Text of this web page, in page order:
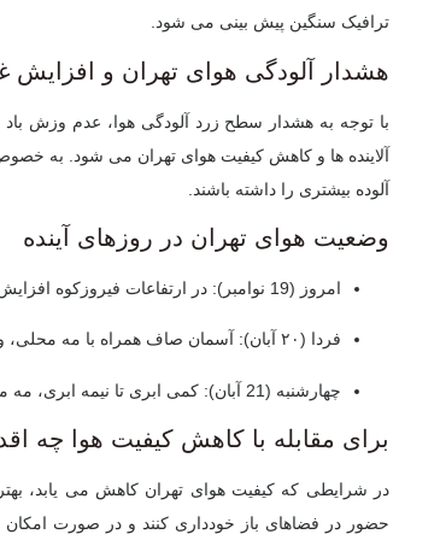
ترافیک سنگین پیش بینی می شود.
هشدار آلودگی هوای تهران و افزایش
با توجه به هشدار سطح زرد آلودگی هوا، عدم وزش
آلاینده ها و کاهش کیفیت هوای تهران می شود. به
آلوده بیشتری را داشته باشند.
وضعیت هوای تهران در روزهای آینده
امروز (19 نوامبر): در ارتفاعات فیروزکوه
فردا (۲۰ آبان): آسمان صاف همراه با مه محلی، وزش باد ملایم
چهارشنبه (21 آبان): کمی ابری تا نیمه ابری، مه محلی و دمای هوا
برای مقابله با کاهش کیفیت هوا چه
در شرایطی که کیفیت هوای تهران کاهش می یابد،
حضور در فضاهای باز خودداری کنند و در صورت امکان